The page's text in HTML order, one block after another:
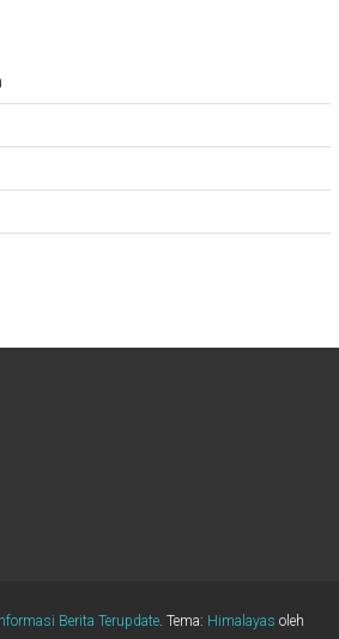
Berita Terupdate. Tema: Himalayas oleh